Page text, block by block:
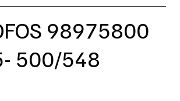
98975800
500/548